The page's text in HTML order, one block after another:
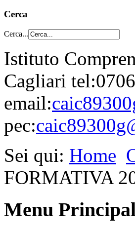
Cerca
Cerca...
Istituto
Cagliari
email:
pec:
Sei qui: Home
FORMATIVA
Menu